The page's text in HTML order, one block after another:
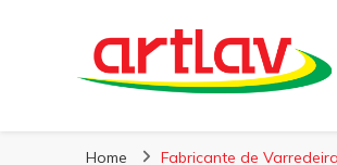
Blog
Home Fabricante de